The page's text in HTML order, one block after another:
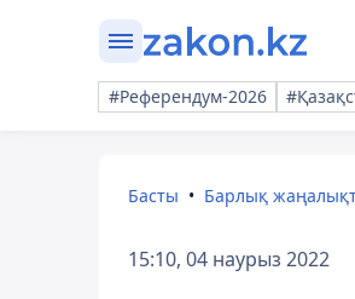
#Референдум-2026
Басты Барлық
15:10, 04 наурыз 2022